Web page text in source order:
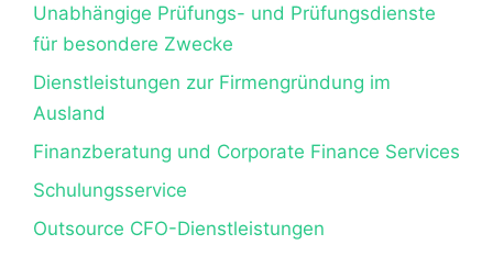
Unabhängige Prüfungs- und Prüfungsdienste
für besondere Zwecke
Dienstleistungen zur Firmengründung im
Ausland
Finanzberatung und Corporate Finance Services
Schulungsservice
Outsource CFO-Dienstleistungen